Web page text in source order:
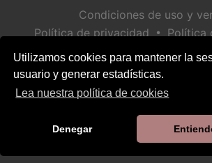
Utilizamos cookies para mantener la
usuario y generar estadísticas.
Lea nuestra política de cookies
Denegar
Condiciones de uso y
Política de privacidad • Política
Política de seguridad
Ayuda / Contactar